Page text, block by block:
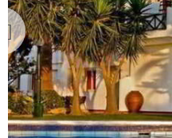
Previous